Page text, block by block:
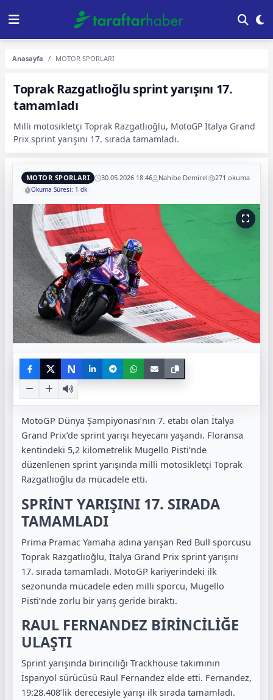
Anasayfa MOTOR SPORLARI
Toprak Razgatlıoğlu sprint yarışını 17.
tamamladı
Milli motosikletçi Toprak Razgatlıoğlu, MotoGP İtalya Grand
Prix sprint yarışını 17. sırada tamamladı.
MOTOR SPORLARI 30.05.2026 18:46 Nahibe Demirel 271 okuma
Okuma Süresi: 1 dk
N
MotoGP Dünya Şampiyonası’nın 7. etabı olan İtalya
Grand Prix’de sprint yarışı heyecanı yaşandı. Floransa
kentindeki 5,2 kilometrelik Mugello Pisti’nde
düzenlenen sprint yarışında milli motosikletçi Toprak
Razgatlıoğlu da mücadele etti.
SPRİNT YARIŞINI 17. SIRADA
TAMAMLADI
Prima Pramac Yamaha adına yarışan Red Bull sporcusu
Toprak Razgatlıoğlu, İtalya Grand Prix sprint yarışını
17. sırada tamamladı. MotoGP kariyerindeki ilk
sezonunda mücadele eden milli sporcu, Mugello
Pisti’nde zorlu bir yarış geride bıraktı.
RAUL FERNANDEZ BİRİNCİLİĞE
ULAŞTI
Sprint yarışında birinciliği Trackhouse takımının
İspanyol sürücüsü Raul Fernandez elde etti. Fernandez,
19:28.408’lik derecesiyle yarışı ilk sırada tamamladı.